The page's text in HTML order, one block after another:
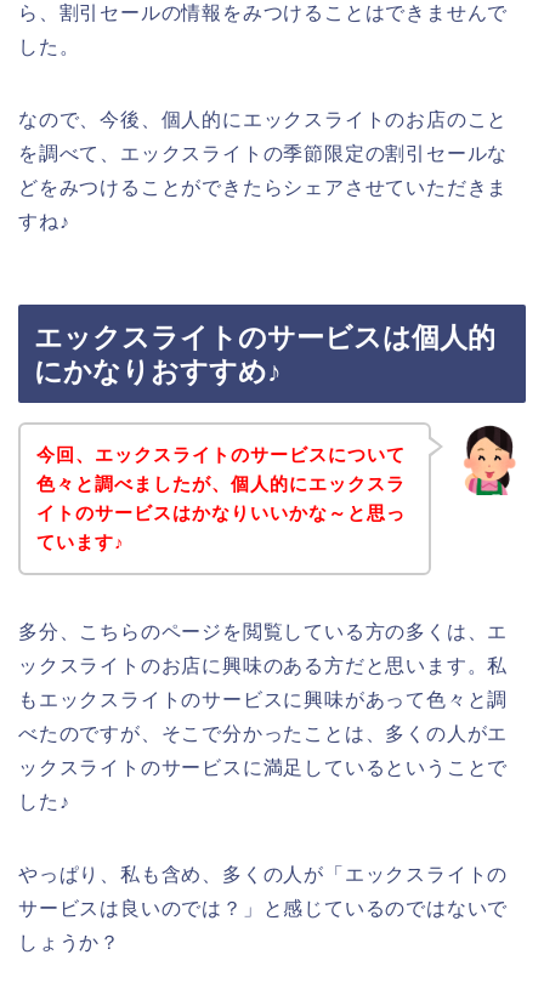
ら、割引セールの情報をみつけることはできませんで
した。
なので、今後、個人的にエックスライトのお店のこと
を調べて、エックスライトの季節限定の割引セールな
どをみつけることができたらシェアさせていただきま
すね♪
エックスライトのサービスは個人的
にかなりおすすめ♪
今回、エックスライトのサービスについて
色々と調べましたが、個人的にエックスラ
イトのサービスはかなりいいかな～と思っ
ています♪
多分、こちらのページを閲覧している方の多くは、エ
ックスライトのお店に興味のある方だと思います。私
もエックスライトのサービスに興味があって色々と調
べたのですが、そこで分かったことは、多くの人がエ
ックスライトのサービスに満足しているということで
した♪
やっぱり、私も含め、多くの人が「エックスライトの
サービスは良いのでは？」と感じているのではないで
しょうか？